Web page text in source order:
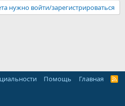
нужно войти/зарегистрироваться
Помощь Главная
R